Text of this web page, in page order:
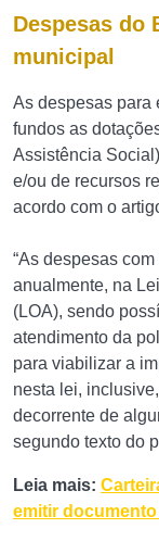
Despesas do
municipal
As despesas para
fundos as
Assistência
e/ou de recursos
acordo com o
“As despesas
anualmente, na
(LOA), sendo
atendimento da
para viabilizar a
nesta lei,
decorrente de
segundo texto do
Leia mais:
emitir documento